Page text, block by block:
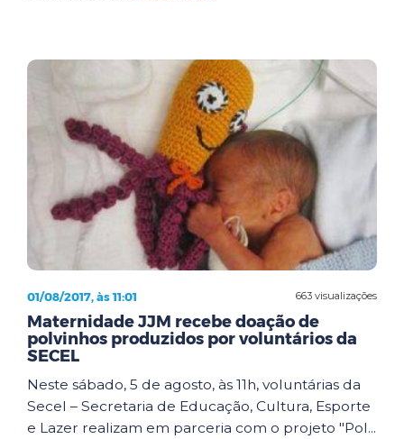
663 visualizações
01/08/2017, às 11:01
Maternidade JJM recebe doação de
polvinhos produzidos por voluntários da
SECEL
Neste sábado, 5 de agosto, às 11h, voluntárias da
Secel – Secretaria de Educação, Cultura, Esporte
e Lazer realizam em parceria com o projeto "Pol...